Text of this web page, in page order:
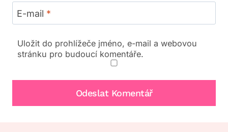
E-mail *
Uložit do prohlížeče jméno, e-mail a webovou
stránku pro budoucí komentáře.